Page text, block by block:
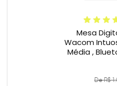
Mesa
Wacom
Média ,
De R$